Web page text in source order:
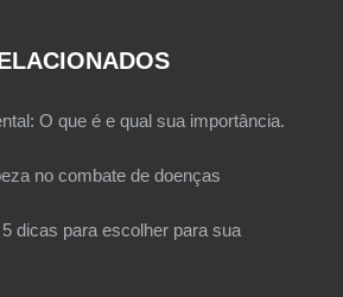
O que é e qual sua importância.
no combate de doenças
dicas para escolher para sua